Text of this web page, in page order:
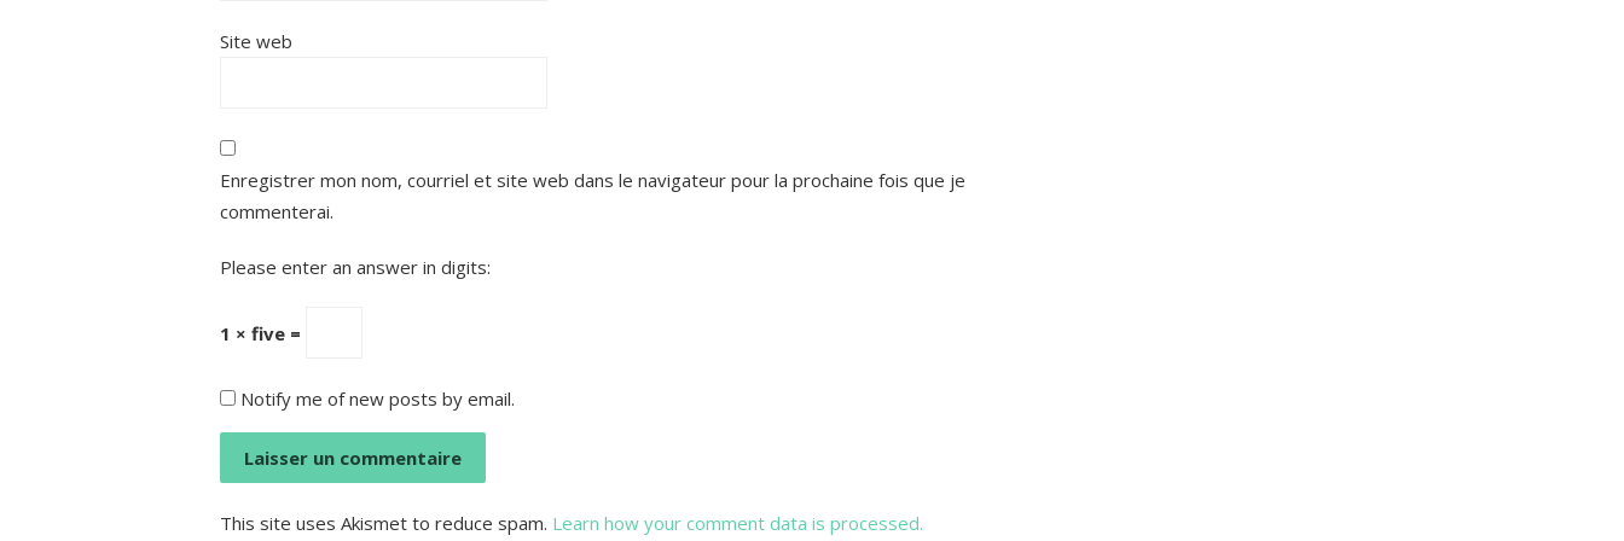
Site web
Enregistrer mon nom, courriel et site web dans le navigateur pour la prochaine fois que je
commenterai.
Please enter an answer in digits:
1 × five =
Notify me of new posts by email.
This site uses Akismet to reduce spam. Learn how your comment data is processed.